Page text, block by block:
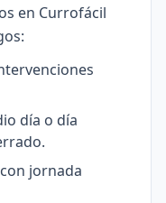
en Currofácil
día o día
jornada